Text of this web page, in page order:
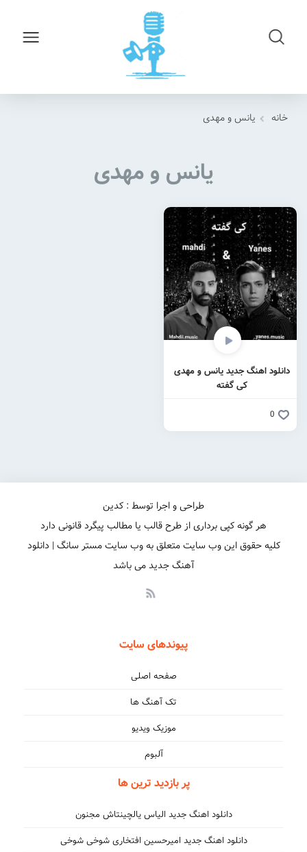
خانه یانس و مهدی
یانس و مهدی
دانلود اهنگ جدید یانس و مهدی
کی گفته
0
طراحی و اجرا توسط : کدین
هر گونه کپی برداری از طرح قالب یا مطالب پیگرد قانونی دارد
کلیه حقوق این وب سایت متعلق به وب سایت مستر سانگ | دانلود
آهنگ جدید می باشد
پیوندهای سایت
صفحه اصلی
تک آهنگ ها
موزیک ویدیو
آلبوم
پر بازدید ترین ها
دانلود اهنگ جدید الیاس یالچینتاش مجنون
دانلود اهنگ جدید امیرحسین افتخاری شوخی شوخی